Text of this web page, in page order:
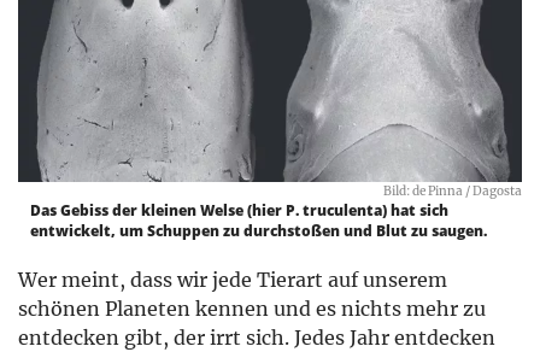
Bild: de Pinna / Dagosta
Das Gebiss der kleinen Welse (hier P. truculenta) hat sich
entwickelt, um Schuppen zu durchstoßen und Blut zu saugen.
Wer meint, dass wir jede Tierart auf unserem
schönen Planeten kennen und es nichts mehr zu
entdecken gibt, der irrt sich. Jedes Jahr entdecken